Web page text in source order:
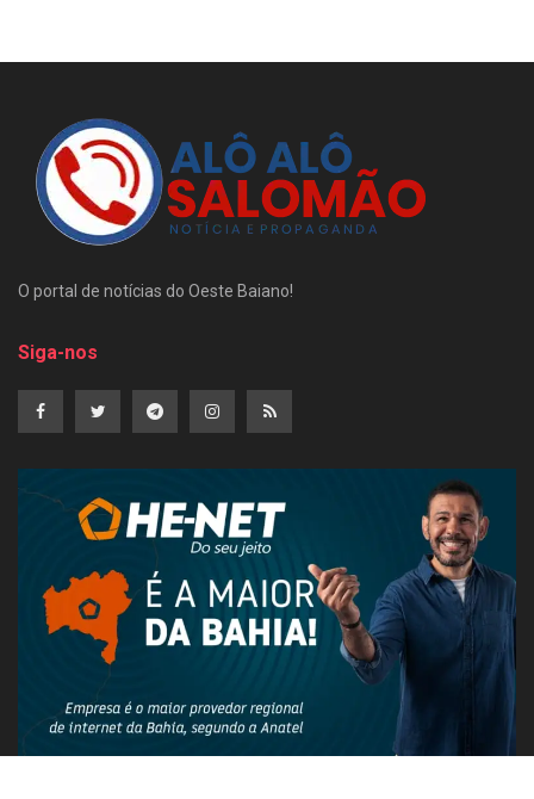
O portal de notícias do Oeste Baiano!
Siga-nos